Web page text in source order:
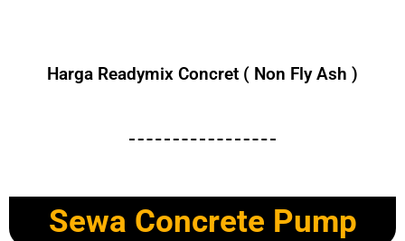
Harga Readymix Concret ( Non Fly Ash )
Sewa Concrete Pump